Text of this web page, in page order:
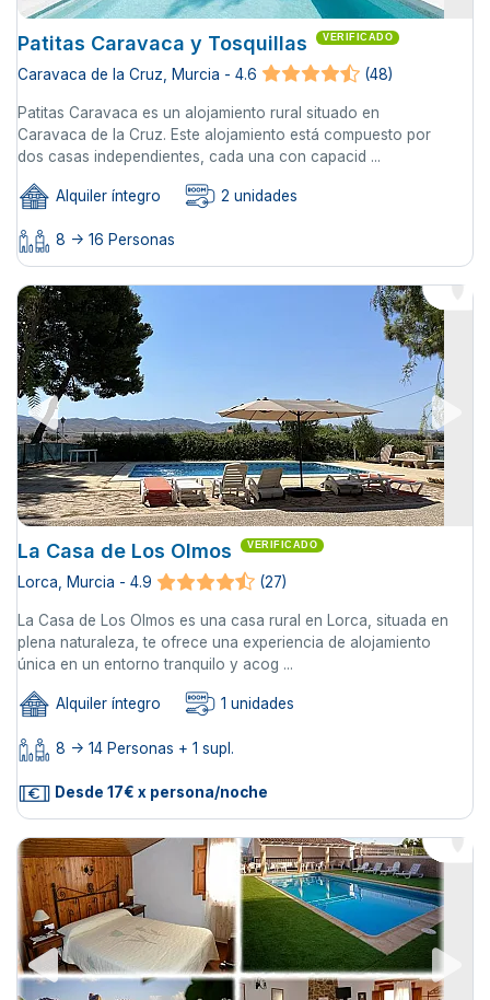
Patitas Caravaca y Tosquillas VERIFICADO
Caravaca de la Cruz, Murcia - 4.6 (48)
Patitas Caravaca es un alojamiento rural situado en
Caravaca de la Cruz. Este alojamiento está compuesto por
dos casas independientes, cada una con capacid ...
Alquiler íntegro 2 unidades
8 -> 16 Personas
La Casa de Los Olmos VERIFICADO
Lorca, Murcia - 4.9 (27)
La Casa de Los Olmos es una casa rural en Lorca, situada en
plena naturaleza, te ofrece una experiencia de alojamiento
única en un entorno tranquilo y acog ...
Alquiler íntegro 1 unidades
8 -> 14 Personas + 1 supl.
Desde 17€ x persona/noche